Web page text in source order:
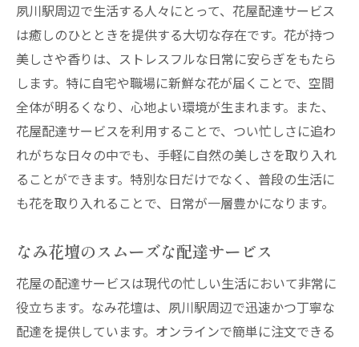
夙川駅周辺で生活する人々にとって、花屋配達サービス
は癒しのひとときを提供する大切な存在です。花が持つ
美しさや香りは、ストレスフルな日常に安らぎをもたら
します。特に自宅や職場に新鮮な花が届くことで、空間
全体が明るくなり、心地よい環境が生まれます。また、
花屋配達サービスを利用することで、つい忙しさに追わ
れがちな日々の中でも、手軽に自然の美しさを取り入れ
ることができます。特別な日だけでなく、普段の生活に
も花を取り入れることで、日常が一層豊かになります。
なみ花壇のスムーズな配達サービス
花屋の配達サービスは現代の忙しい生活において非常に
役立ちます。なみ花壇は、夙川駅周辺で迅速かつ丁寧な
配達を提供しています。オンラインで簡単に注文できる